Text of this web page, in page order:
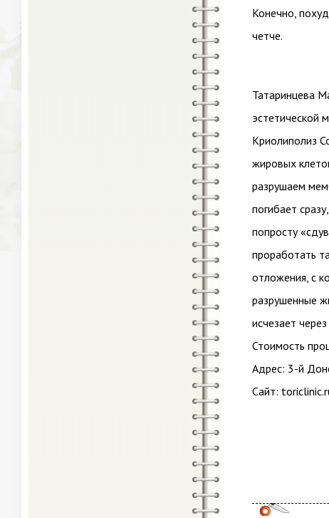
Конечно,
четче.
Татаринцева
эстетической
Криолиполиз
жировых
разрушаем
погибает
попросту
проработать
отложения, с
разрушенные
исчезает
Стоимость
Адрес: 3-й
Сайт: